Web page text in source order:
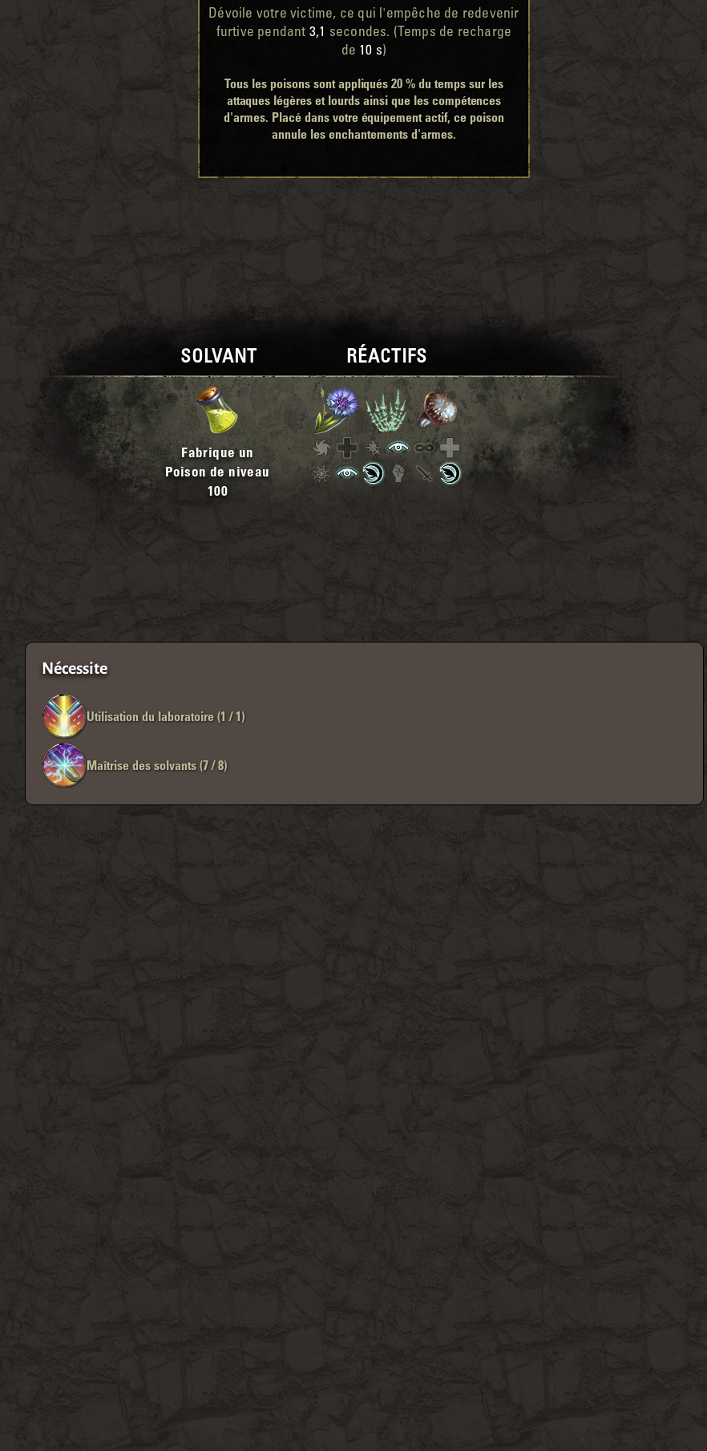
Dévoile votre victime, ce qui l'empêche de redevenir
furtive pendant 3,1 secondes. (Temps de recharge
de 10 s)
Tous les poisons sont appliqués 20 % du temps sur les
attaques légères et lourds ainsi que les compétences
d'armes. Placé dans votre équipement actif, ce poison
annule les enchantements d'armes.
SOLVANT RÉACTIFS
Fabrique un
Poison de niveau
100
Nécessite
Utilisation du laboratoire (1 / 1)
Maîtrise des solvants (7 / 8)